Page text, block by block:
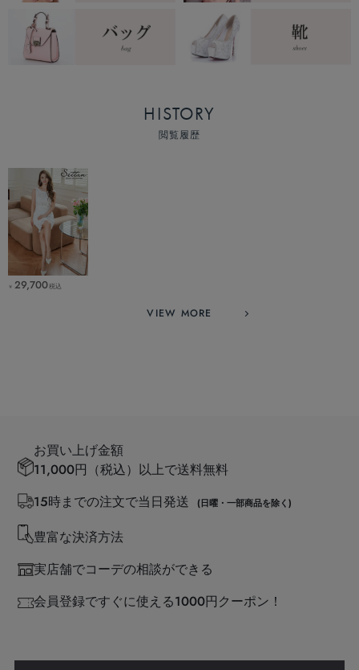
HISTORY
閲覧履歴
￥ 29,700税込
VIEW MORE
お買い上げ金額
11,000円（税込）以上で送料無料
15時までの注文で当日発送
(日曜・一部商品を除く)
豊富な決済方法
実店舗でコーデの相談ができる
会員登録ですぐに使える1000円クーポン！